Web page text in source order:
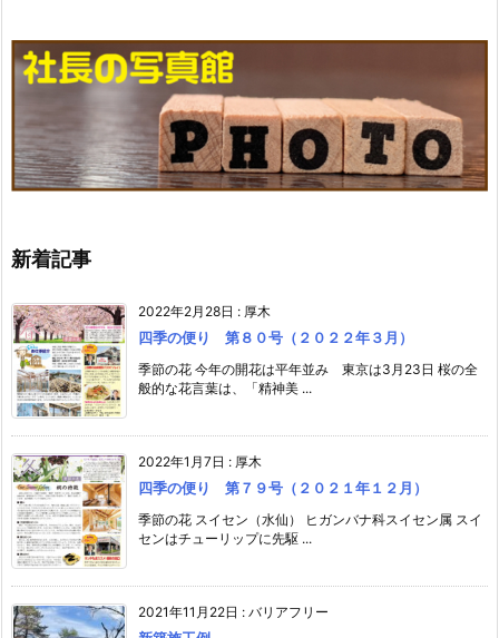
新着記事
2022年2月28日 : 厚木
四季の便り 第８０号（２０２２年３月）
季節の花 今年の開花は平年並み 東京は3月23日 桜の全
般的な花言葉は、「精神美 ...
2022年1月7日 : 厚木
四季の便り 第７９号（２０２１年１２月）
季節の花 スイセン（水仙） ヒガンバナ科スイセン属 スイ
センはチューリップに先駆 ...
2021年11月22日 : バリアフリー